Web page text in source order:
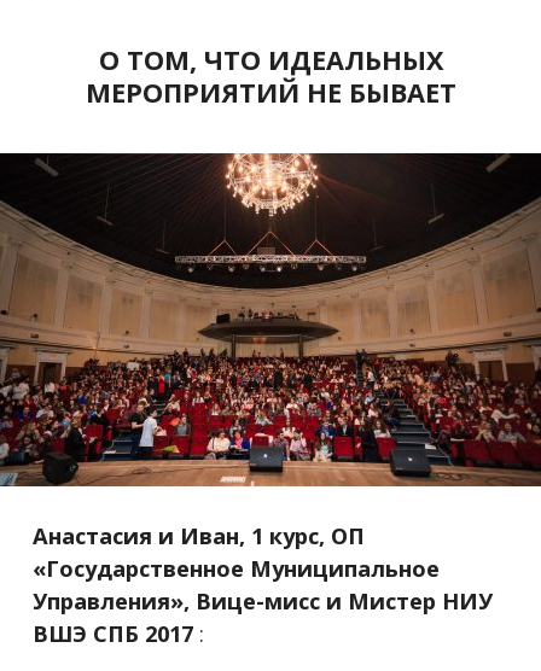
О ТОМ, ЧТО ИДЕАЛЬНЫХ
МЕРОПРИЯТИЙ НЕ БЫВАЕТ
Анастасия и Иван, 1 курс, ОП
«Государственное Муниципальное
Управления», Вице-мисс и Мистер НИУ
ВШЭ СПБ 2017 :